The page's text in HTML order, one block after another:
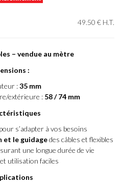
49.50 € H.T.
– vendue au mètre
:
:35 mm
extérieure : 58 / 74 mm
pour s’adapter à vos besoins
et le guidagedes câbles et flexibles
une longue durée de vie
utilisation faciles